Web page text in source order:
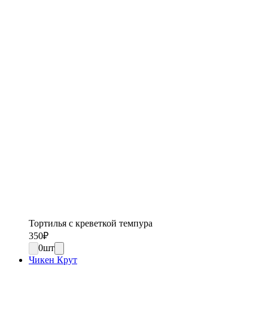
Тортилья с креветкой темпура
350₽
0шт
Чикен Крут